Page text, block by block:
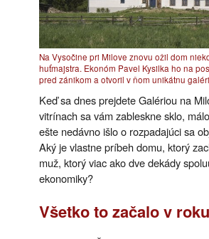
Na Vysočine pri Milove znovu ožil dom
huťmajstra. Ekonóm Pavel Kysilka ho na
pred zánikom a otvoril v ňom unikátnu
Keď sa dnes prejdete Galériou na
vitrínach sa vám zableskne sklo,
ešte nedávno išlo o rozpadajúci sa
Aký je vlastne príbeh domu, ktorý
muž, ktorý viac ako dve dekády
ekonomiky?
Všetko to začalo v